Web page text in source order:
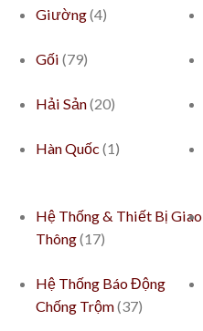
Giường(4)
Gối (79)
Hải Sản(20)
Hàn Quốc(1)
Hệ Thống & Thiết Bị Giao
Thông(17)
Hệ Thống Báo Động
Chống Trộm(37)